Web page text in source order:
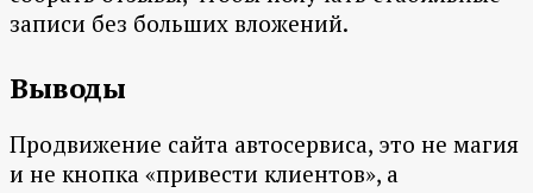
записи без больших вложений.
Выводы
Продвижение сайта автосервиса, это не магия
и не кнопка «привести клиентов», а